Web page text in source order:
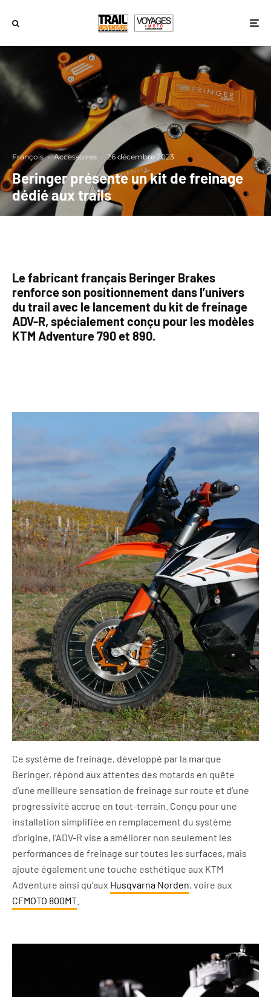
François · Accessoires · 26 décembre 2023
Beringer présente un kit de freinage
dédié aux trails
Le fabricant français Beringer Brakes
renforce son positionnement dans l’univers
du trail avec le lancement du kit de freinage
ADV-R, spécialement conçu pour les modèles
KTM Adventure 790 et 890.
Ce système de freinage, développé par la marque
Beringer, répond aux attentes des motards en quête
d’une meilleure sensation de freinage sur route et d’une
progressivité accrue en tout-terrain. Conçu pour une
installation simplifiée en remplacement du système
d’origine, l’ADV-R vise a améliorer non seulement les
performances de freinage sur toutes les surfaces, mais
ajoute également une touche esthétique aux KTM
Adventure ainsi qu’aux Husqvarna Norden, voire aux
CFMOTO 800MT